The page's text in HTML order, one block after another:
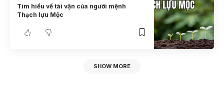
Tìm hiểu về tài vận của người mệnh
Thạch lựu Mộc
SHOW MORE